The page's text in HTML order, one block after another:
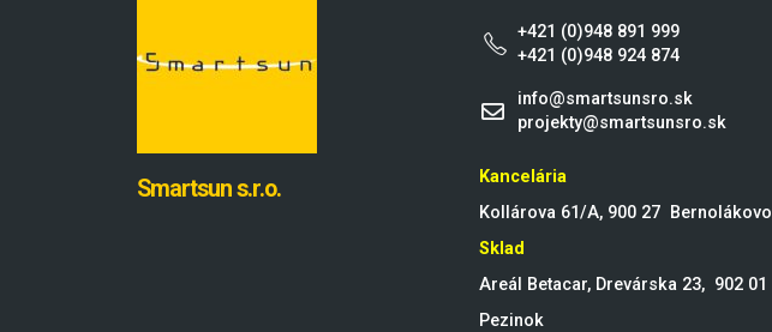
Smartsun s.r.o.
+421 (0)948 891 999
+421 (0)948 924 874
info@smartsunsro.sk
projekty@smartsunsro.sk
Kancelária
Kollárova 61/A, 900 27 Bernolákovo
Sklad
Areál Betacar, Drevárska 23, 902 01
Pezinok